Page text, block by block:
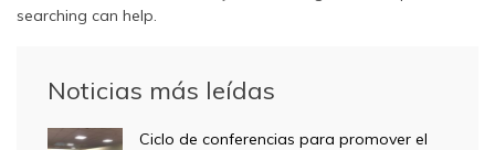
searching can help.
Noticias más leídas
Ciclo de conferencias para promover el